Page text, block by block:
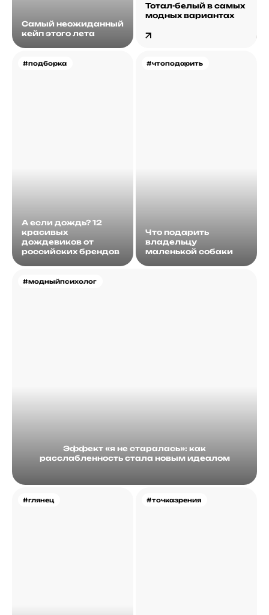
Самый неожиданный
кейп этого лета
Тотал-белый в самых
модных вариантах
#подборка
А если дождь? 12
красивых
дождевиков от
российских брендов
#модныйпсихолог
Эффект «я не старалась»: как
расслабленность стала новым идеалом
#чтоподарить
Что подарить
владельцу
маленькой собаки
#глянец #точказрения